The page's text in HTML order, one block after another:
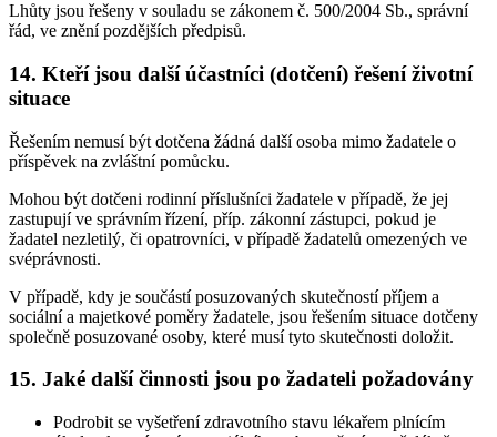
Lhůty jsou řešeny v souladu se zákonem č. 500/2004 Sb., správní
řád, ve znění pozdějších předpisů.
14. Kteří jsou další účastníci (dotčení) řešení životní
situace
Řešením nemusí být dotčena žádná další osoba mimo žadatele o
příspěvek na zvláštní pomůcku.
Mohou být dotčeni rodinní příslušníci žadatele v případě, že jej
zastupují ve správním řízení, příp. zákonní zástupci, pokud je
žadatel nezletilý, či opatrovníci, v případě žadatelů omezených ve
svéprávnosti.
V případě, kdy je součástí posuzovaných skutečností příjem a
sociální a majetkové poměry žadatele, jsou řešením situace dotčeny
společně posuzované osoby, které musí tyto skutečnosti doložit.
15. Jaké další činnosti jsou po žadateli požadovány
Podrobit se vyšetření zdravotního stavu lékařem plnícím